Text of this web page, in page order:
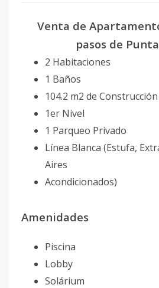
Venta de
pasos de
2 Habitaciones
1 Baños
104.2 m2 de Construcción
1er Nivel
1 Parqueo Privado
Línea Blanca (Estufa,
Aires
Acondicionados)
Amenidades
Piscina
Lobby
Solárium